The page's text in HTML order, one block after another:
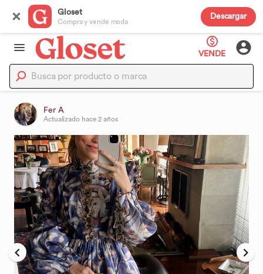
Gloset
Compra y vende moda
Descargar
VENDE
Fer A
Actualizado hace 2 años